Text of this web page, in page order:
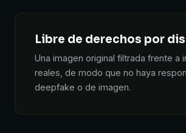
Libre de derechos por
Una imagen original filtrada frente a
reales, de modo que no haya
deepfake o de imagen.